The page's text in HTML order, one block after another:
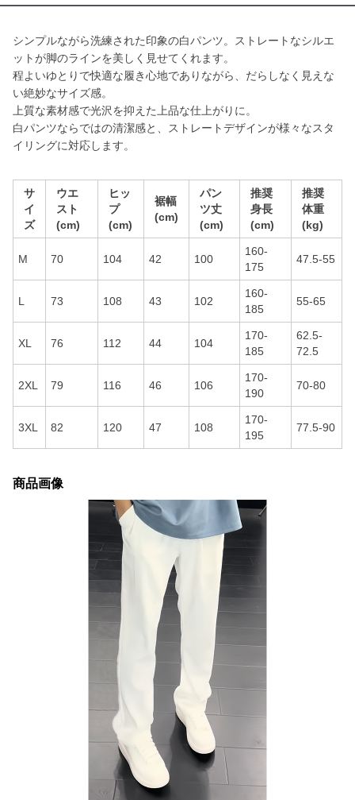
シンプルながら洗練された印象の白パンツ。ストレートなシルエ
ットが脚のラインを美しく見せてくれます。
程よいゆとりで快適な履き心地でありながら、だらしなく見えな
い絶妙なサイズ感。
上質な素材感で光沢を抑えた上品な仕上がりに。
白パンツならではの清潔感と、ストレートデザインが様々なスタ
イリングに対応します。
サ
イ
ズ
ウエ
スト
(cm)
ヒッ
プ
(cm)
裾幅
(cm)
パン
ツ丈
(cm)
推奨
身長
(cm)
推奨
体重
(kg)
M 70 104 42 100
160-
175
47.5-55
L 73 108 43 102
160-
185
55-65
XL 76 112 44 104
170-
185
62.5-
72.5
2XL 79 116 46 106
170-
190
70-80
3XL 82 120 47 108
170-
195
77.5-90
商品画像